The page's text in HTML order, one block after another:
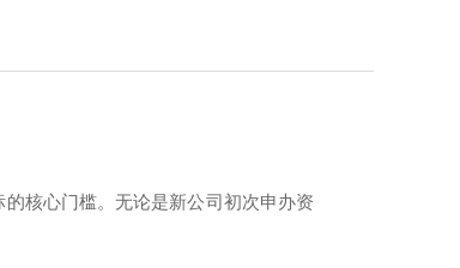
核心门槛。无论是新公司初次申办资